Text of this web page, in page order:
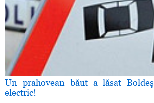
Un prahovean băut a lăsat
electric!